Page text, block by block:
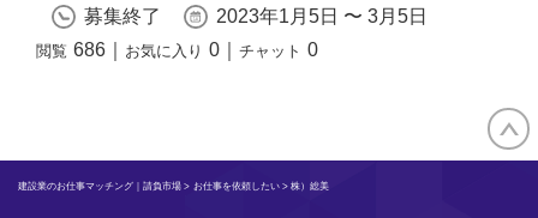
募集終了 2023年1月5日 〜 3月5日
閲覧 686 お気に入り 0 チャット 0
建設業のお仕事マッチング｜請負市場 > お仕事を依頼したい> 株）総美